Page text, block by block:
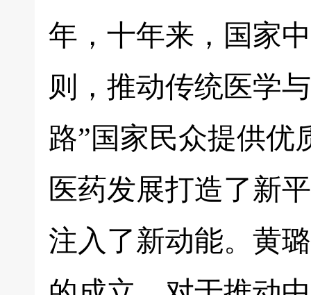
年，十年来，国家
则，推动传统医学
路”国家民众提供优
医药发展打造了新
注入了新动能。黄